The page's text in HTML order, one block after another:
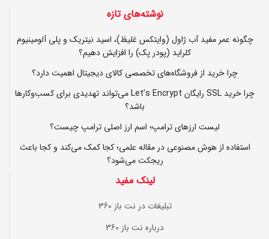
نوشته‌های تازه
چگونه عمر مفید آب ژاول (وایتکس غلیظ)، اسید نیتریک و پلی آلومینیوم
کلراید (پودر پک) را افزایش دهیم؟
چرا خرید از فروشگاه‌های تخصصی کالای دیجیتال اهمیت دارد؟
چرا خرید SSL رایگان Let’s Encrypt می‌تواند تهدیدی برای کسب‌وکارها
باشد؟
لیست ارزهای ترامپ؛ اسم ارز اصلی ترامپ چیست؟
استفاده از هوش مصنوعی در مقاله علمی؛ کجا کمک می‌کند و کجا باعث
ریجکت می‌شود؟
لینک مفید
تبلیغات در نت باز 360
درباره نت باز 360